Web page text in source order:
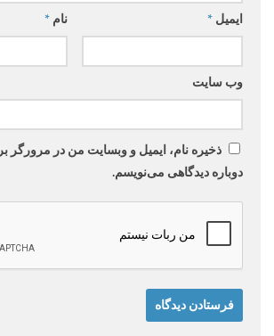
نام * ایمیل *
وب‌ سایت
ذخیره نام، ایمیل و وبسایت من در مرورگر
دوباره دیدگاهی می‌نویسم.